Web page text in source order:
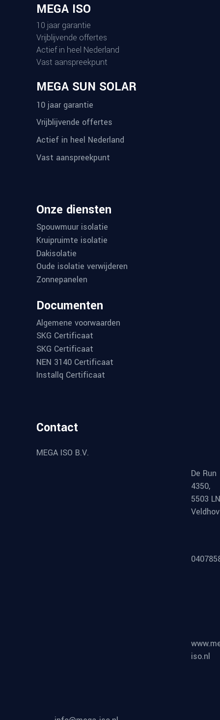
MEGA ISO
10 jaar garantie
Vrijblijvende offertes
Actief in heel Nederland
Vast aanspreekpunt
MEGA SUN SOLAR
10 jaar garantie
Vrijblijvende offertes
Actief in heel Nederland
Vast aanspreekpunt
Onze diensten
Spouwmuur isolatie
Kruipruimte isolatie
Dakisolatie
Oude isolatie verwijderen
Zonnepanelen
Documenten
Algemene voorwaarden
SKG Certificaat
SKG Certificaat
NEN 3140 Certificaat
Installq Certificaat
Contact
MEGA ISO B.V.
De Run
4350,
5503 LN
iso.nl